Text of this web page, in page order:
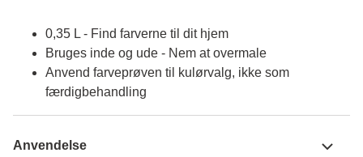
0,35 L - Find farverne til dit hjem
Bruges inde og ude - Nem at overmale
Anvend farveprøven til kulørvalg, ikke som
færdigbehandling
Anvendelse